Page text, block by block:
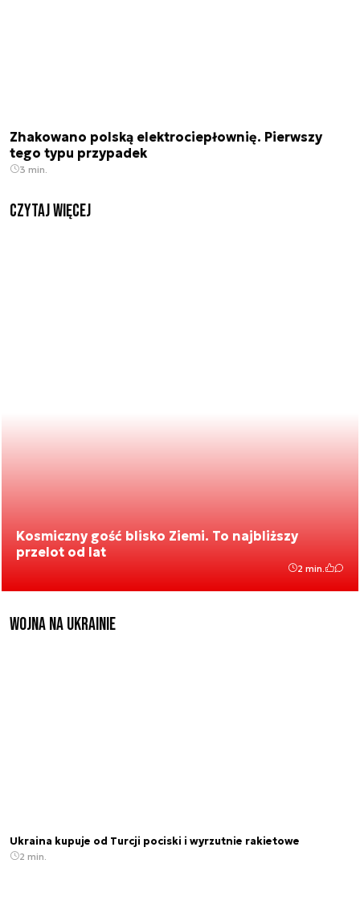
Zhakowano polską elektrociepłownię. Pierwszy
tego typu przypadek
3 min.
czytaj więcej
Kosmiczny gość blisko Ziemi. To najbliższy
przelot od lat
2 min.
Wojna na Ukrainie
Ukraina kupuje od Turcji pociski i wyrzutnie rakietowe
2 min.